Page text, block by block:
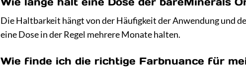
Die Haltbarkeit hängt von der Häufigkeit der Anwendung und
eine Dose in der Regel mehrere Monate halten.
Wie finde ich die richtige Farbnuance für